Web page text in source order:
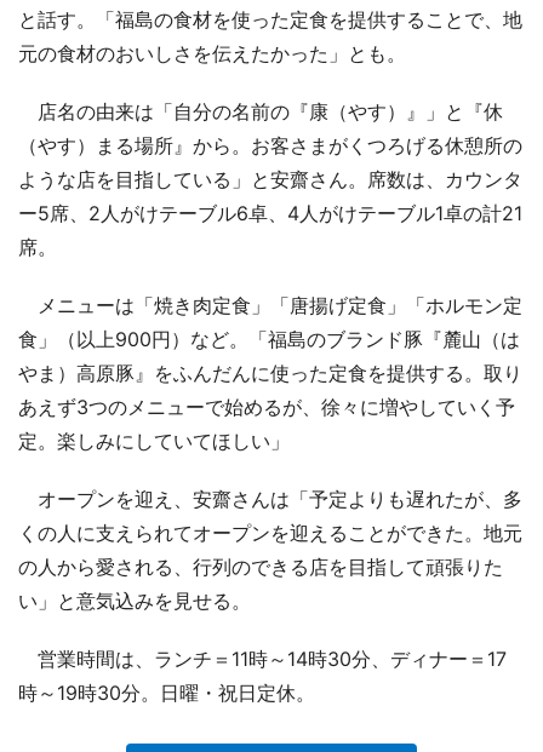
と話す。「福島の食材を使った定食を提供することで、地
元の食材のおいしさを伝えたかった」とも。
店名の由来は「自分の名前の『康（やす）』」と『休
（やす）まる場所』から。お客さまがくつろげる休憩所の
ような店を目指している」と安齋さん。席数は、カウンタ
ー5席、2人がけテーブル6卓、4人がけテーブル1卓の計21
席。
メニューは「焼き肉定食」「唐揚げ定食」「ホルモン定
食」（以上900円）など。「福島のブランド豚『麓山（は
やま）高原豚』をふんだんに使った定食を提供する。取り
あえず3つのメニューで始めるが、徐々に増やしていく予
定。楽しみにしていてほしい」
オープンを迎え、安齋さんは「予定よりも遅れたが、多
くの人に支えられてオープンを迎えることができた。地元
の人から愛される、行列のできる店を目指して頑張りた
い」と意気込みを見せる。
営業時間は、ランチ＝11時～14時30分、ディナー＝17
時～19時30分。日曜・祝日定休。